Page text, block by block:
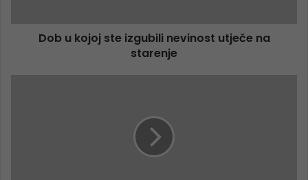
Dob u kojoj ste izgubili nevinost utječe na
starenje